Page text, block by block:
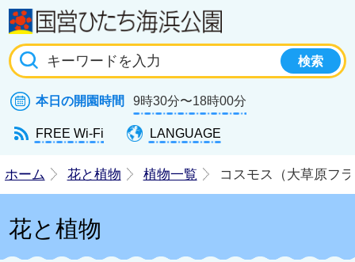
本日の開園時間 9時30分〜18時00分
FREE Wi-Fi LANGUAGE
ホーム 花と植物 植物一覧 コスモス（大草原フ
花と植物